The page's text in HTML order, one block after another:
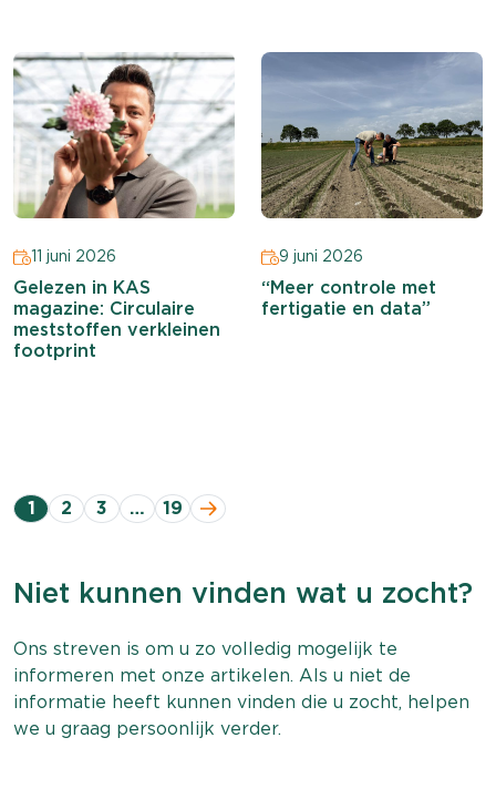
11 juni 2026
Gelezen in KAS
magazine: Circulaire
meststoffen verkleinen
footprint
9 juni 2026
“Meer controle met
fertigatie en data”
1 2 3 … 19
Niet kunnen vinden wat u zocht?
Ons streven is om u zo volledig mogelijk te
informeren met onze artikelen. Als u niet de
informatie heeft kunnen vinden die u zocht, helpen
we u graag persoonlijk verder.